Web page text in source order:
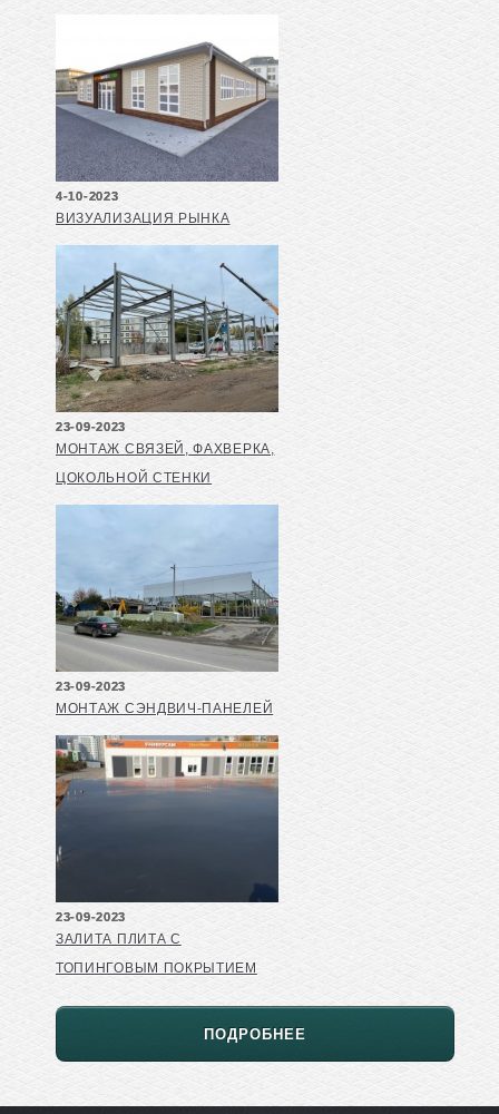
4-10-2023
ВИЗУАЛИЗАЦИЯ РЫНКА
23-09-2023
МОНТАЖ СВЯЗЕЙ, ФАХВЕРКА,
ЦОКОЛЬНОЙ СТЕНКИ
23-09-2023
МОНТАЖ СЭНДВИЧ-ПАНЕЛЕЙ
23-09-2023
ЗАЛИТА ПЛИТА С
ТОПИНГОВЫМ ПОКРЫТИЕМ
ПОДРОБНЕЕ